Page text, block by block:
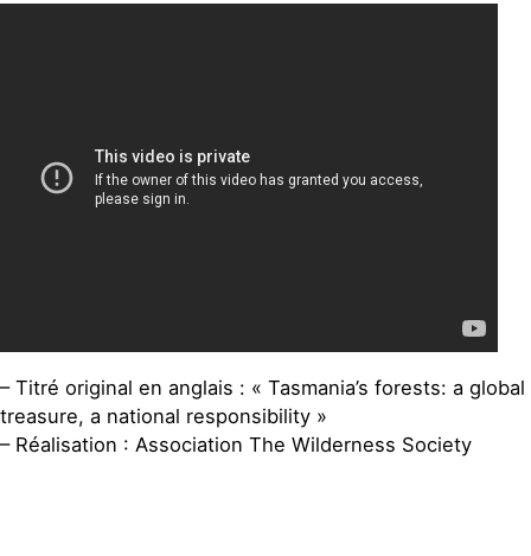
– Titré original en anglais : « Tasmania’s forests: a global
treasure, a national responsibility »
– Réalisation : Association The Wilderness Society